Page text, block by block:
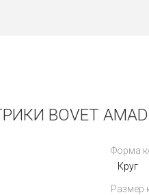
BOVET
Форма
Круг
Размер